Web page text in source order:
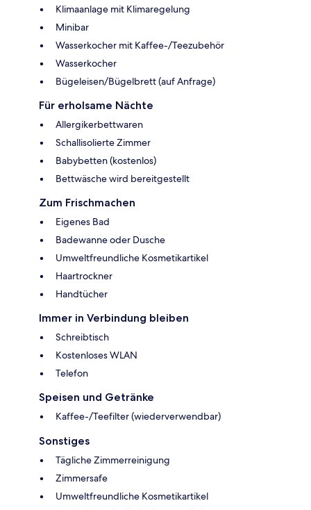
Klimaanlage mit Klimaregelung
Minibar
Wasserkocher mit Kaffee-/Teezubehör
Wasserkocher
Bügeleisen/Bügelbrett (auf Anfrage)
Für erholsame Nächte
Allergikerbettwaren
Schallisolierte Zimmer
Babybetten (kostenlos)
Bettwäsche wird bereitgestellt
Zum Frischmachen
Eigenes Bad
Badewanne oder Dusche
Umweltfreundliche Kosmetikartikel
Haartrockner
Handtücher
Immer in Verbindung bleiben
Schreibtisch
Kostenloses WLAN
Telefon
Speisen und Getränke
Kaffee-/Teefilter (wiederverwendbar)
Sonstiges
Tägliche Zimmerreinigung
Zimmersafe
Umweltfreundliche Kosmetikartikel